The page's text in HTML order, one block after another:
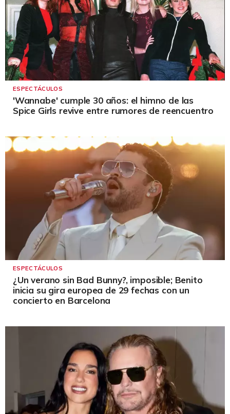
ESPECTÁCULOS
'Wannabe' cumple 30 años: el himno de las
Spice Girls revive entre rumores de reencuentro
ESPECTÁCULOS
¿Un verano sin Bad Bunny?, imposible; Benito
inicia su gira europea de 29 fechas con un
concierto en Barcelona